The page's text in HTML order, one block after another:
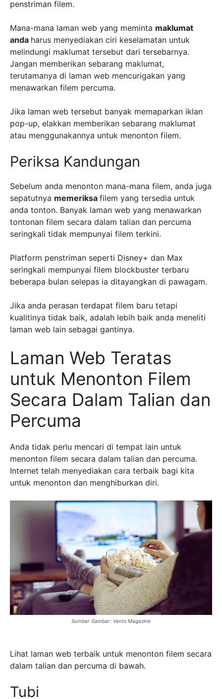
penstriman filem.
Mana-mana laman web yang meminta maklumat
anda harus menyediakan ciri keselamatan untuk
melindungi maklumat tersebut dari tersebarnya.
Jangan memberikan sebarang maklumat,
terutamanya di laman web mencurigakan yang
menawarkan filem percuma.
Jika laman web tersebut banyak memaparkan iklan
pop-up, elakkan memberikan sebarang maklumat
atau menggunakannya untuk menonton filem.
Periksa Kandungan
Sebelum anda menonton mana-mana filem, anda juga
sepatutnya memeriksa filem yang tersedia untuk
anda tonton. Banyak laman web yang menawarkan
tontonan filem secara dalam talian dan percuma
seringkali tidak mempunyai filem terkini.
Platform penstriman seperti Disney+ dan Max
seringkali mempunyai filem blockbuster terbaru
beberapa bulan selepas ia ditayangkan di pawagam.
Jika anda perasan terdapat filem baru tetapi
kualitinya tidak baik, adalah lebih baik anda meneliti
laman web lain sebagai gantinya.
Laman Web Teratas
untuk Menonton Filem
Secara Dalam Talian dan
Percuma
Anda tidak perlu mencari di tempat lain untuk
menonton filem secara dalam talian dan percuma.
Internet telah menyediakan cara terbaik bagi kita
untuk menonton dan menghiburkan diri.
Sumber Gambar: Vents Magazine
Lihat laman web terbaik untuk menonton filem secara
dalam talian dan percuma di bawah.
Tubi